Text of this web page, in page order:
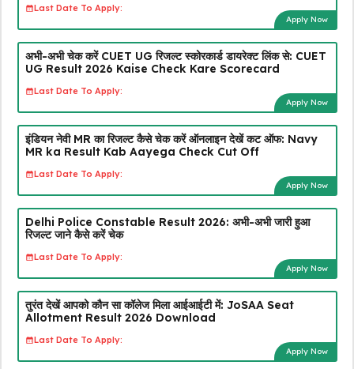
Last Date To Apply:
Apply Now
अभी-अभी चेक करें CUET UG रिजल्ट स्कोरकार्ड डायरेक्ट लिंक से: CUET
UG Result 2026 Kaise Check Kare Scorecard
Last Date To Apply:
Apply Now
इंडियन नेवी MR का रिजल्ट कैसे चेक करें ऑनलाइन देखें कट ऑफ: Navy
MR ka Result Kab Aayega Check Cut Off
Last Date To Apply:
Apply Now
Delhi Police Constable Result 2026: अभी-अभी जारी हुआ
रिजल्ट जाने कैसे करें चेक
Last Date To Apply:
Apply Now
तुरंत देखें आपको कौन सा कॉलेज मिला आईआईटी में: JoSAA Seat
Allotment Result 2026 Download
Last Date To Apply:
Apply Now